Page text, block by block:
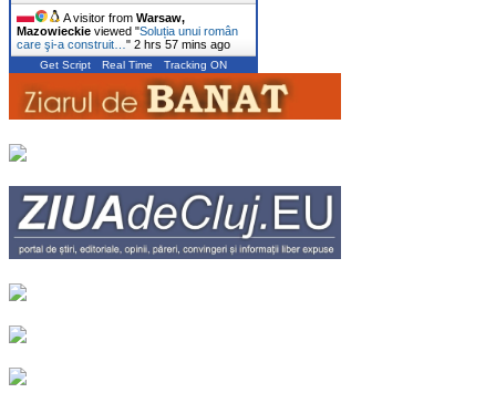
A visitor from Warsaw,
Mazowieckie viewed "Soluția unui român
care şi-a construit… " 2 hrs 57 mins ago
Get Script Real Time Tracking ON